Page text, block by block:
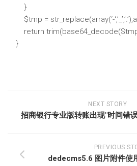
}
$tmp = str_replace(array(‘-
return
}
NEXT STORY
招商银行专业版转账出现"时间错
PREVIOUS
dedecms5.6 图片附件使